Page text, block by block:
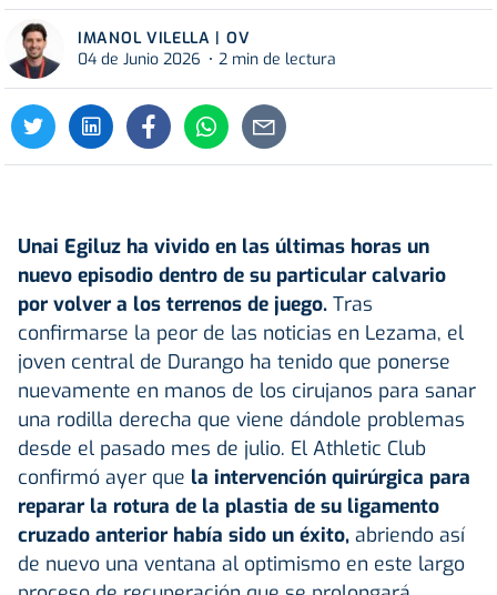
IMANOL VILELLA | OV
04 de Junio 2026
2 min de lectura
Unai Egiluz ha vivido en las últimas horas un
nuevo episodio dentro de su particular calvario
por volver a los terrenos de juego. Tras
confirmarse la peor de las noticias en Lezama, el
joven central de Durango ha tenido que ponerse
nuevamente en manos de los cirujanos para sanar
una rodilla derecha que viene dándole problemas
desde el pasado mes de julio. El Athletic Club
confirmó ayer que la intervención quirúrgica para
reparar la rotura de la plastia de su ligamento
cruzado anterior había sido un éxito, abriendo así
de nuevo una ventana al optimismo en este largo